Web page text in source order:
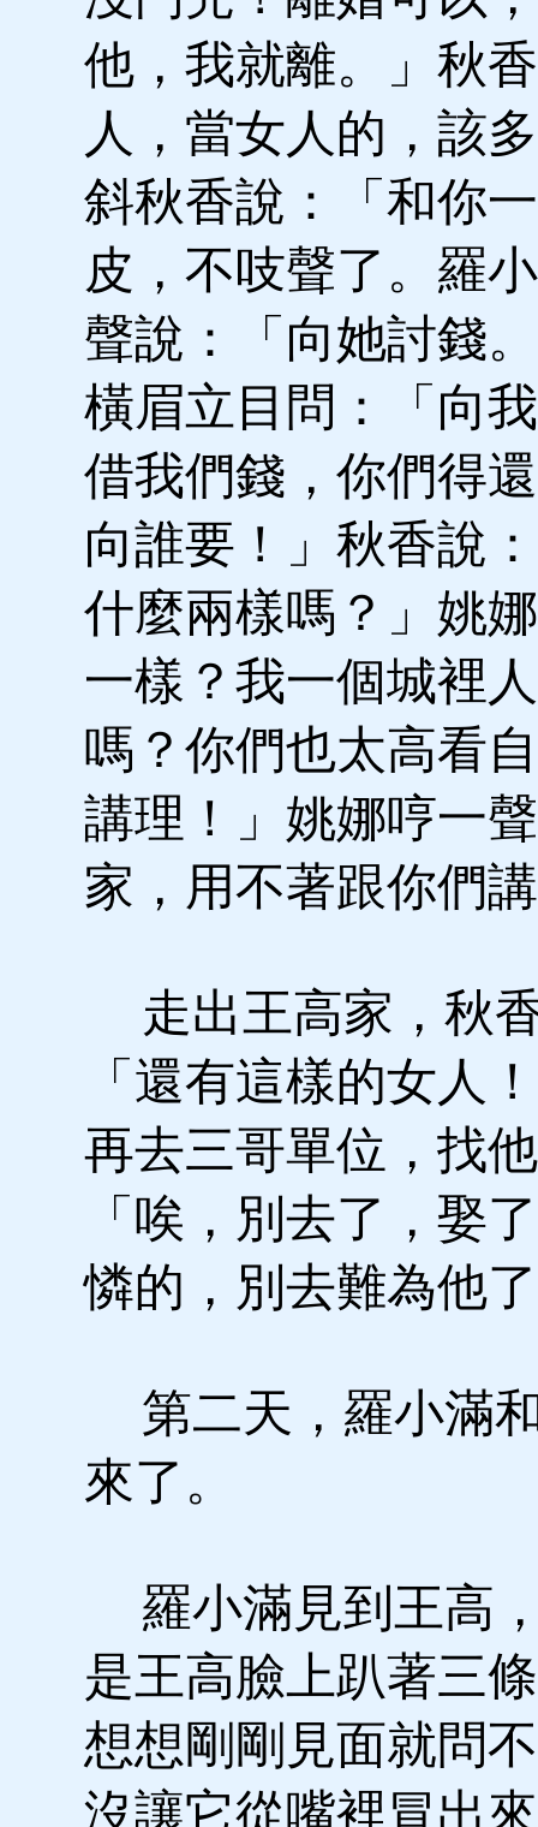
他，我就離。」秋
人，當女人的，該
斜秋香說：「和你
皮，不吱聲了。羅
聲說：「向她討錢
橫眉立目問：「向
借我們錢，你們得
向誰要！」秋香說
什麼兩樣嗎？」姚
一樣？我一個城裡
嗎？你們也太高看
講理！」姚娜哼一
家，用不著跟你們
走出王高家，秋
「還有這樣的女人
再去三哥單位，找
「唉，別去了，娶
憐的，別去難為他
第二天，羅小滿
來了。
羅小滿見到王高
是王高臉上趴著三
想想剛剛見面就問
沒讓它從嘴裡冒出